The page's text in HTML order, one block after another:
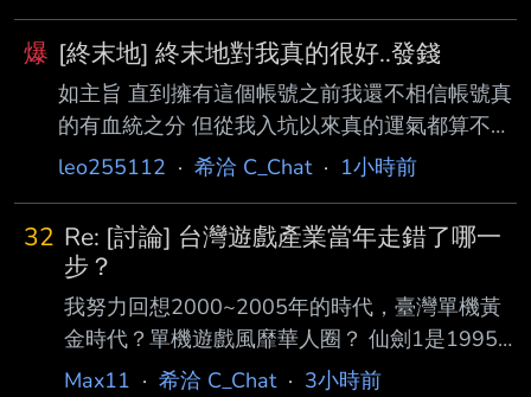
爆 [終末地] 終末地對我真的很好..發錢
如主旨 直到擁有這個帳號之前我還不相信帳號真
的有血統之分 但從我入坑以來真的運氣都算不
錯.. 上次訣吃滿大保算是非到不敢相信了 但武庫
以買券，買完再拉一張，又中 15抽內1+0....太扯
於是專武沒中就算了，大月卡武結束 等待下一位
祀小姐 鳴潮可以也對我這麼好嗎？ 我花很多耶..
不發錢抽卡肯定暴死== 一百樓各稅後50P 回家
再用PTTSTAR發QMQ --
leo255112 · 希洽 C_Chat· 1小時前
32 Re: [討論] 台灣遊戲產業當年走錯了哪一
步？
我努力回想2000~2005年的時代，臺灣單機黃
金時代？單機遊戲風靡華人圈？ 仙劍1是1995
年，金庸群俠傳是1996年，都不是這個年代
Max11 · 希洽 C_Chat· 3小時前